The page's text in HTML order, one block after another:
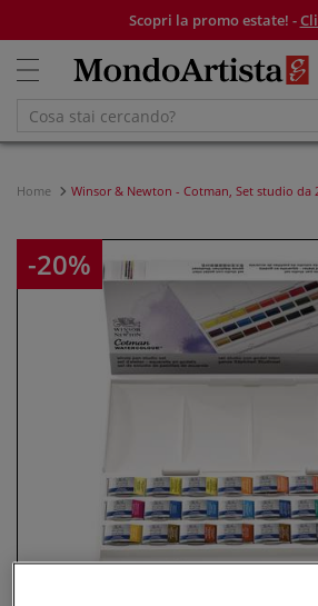
Scopri la promo estate! -
Home Winsor & Newton - Cotman, Set studio da
-20%